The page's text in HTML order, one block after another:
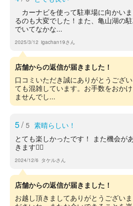
カーナビを使って駐車場に向かい
るのも大変でした！また、亀山湖の
でいてなかな...
2025/3/12 igachan19さん
店舗からの返信が届きました！
口コミいただき誠にありがとうござ
ても混雑しています。お手数をおか
ませんでし...
5/ 5 素晴らしい！
とても楽しかったです！ また機会が
きます🙇‍♂️
2024/12/6 タケルさん
店舗からの返信が届きました！
お越し頂きましてありがとうござい